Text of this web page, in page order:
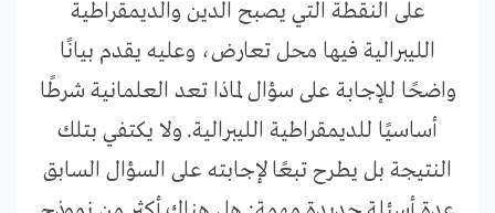
على النقطة التي يصبح الدين والديمقراطية
الليبرالية فيها محل تعارض، وعليه يقدم بيانًا
واضحًا للإجابة على سؤال لماذا تعد العلمانية شرطًا
أساسيًا للديمقراطية الليبرالية. ولا يكتفي بتلك
النتيجة بل يطرح تبعًا لإجابته على السؤال السابق